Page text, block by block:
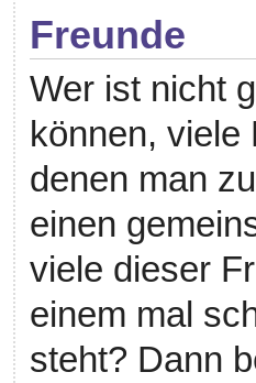
Freunde
Wer ist nicht
können,
denen man
einen
viele dieser
einem mal
steht? Dann